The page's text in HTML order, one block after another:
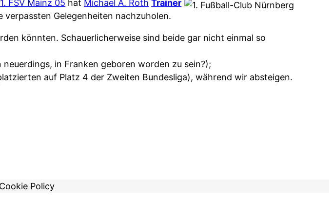
1. FSV Mainz 05 hat Michael A. Roth Trainer
Gelegenheiten nachzuholen.
könnten. Schauerlicherweise sind beide gar nicht einmal so
neuerdings, in Franken geboren worden zu sein?);
auf Platz 4 der Zweiten Bundesliga), während wir absteigen.
Cookie Policy